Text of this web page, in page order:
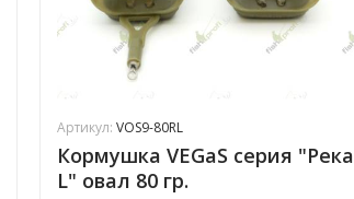
Артикул: VOS9-80RL
Кормушка VEGaS серия "Река
L" овал 80 гр.